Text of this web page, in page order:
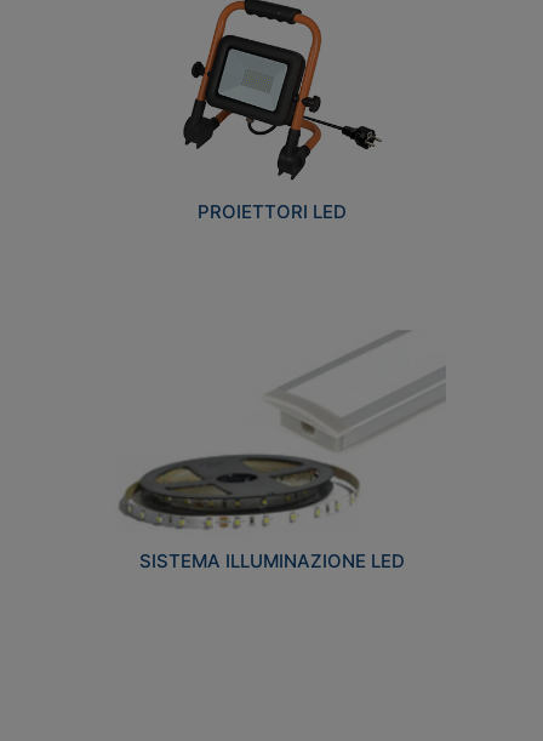
PROIETTORI LED
SISTEMA ILLUMINAZIONE LED